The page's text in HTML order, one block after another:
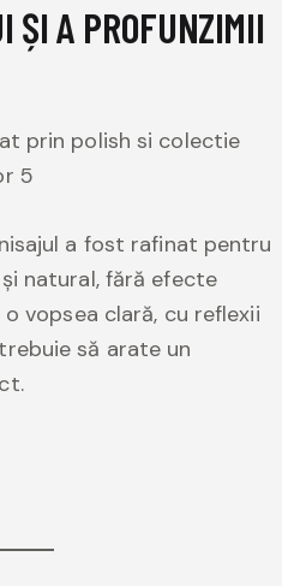
ȘI A PROFUNZIMII
a fost rafinat pentru
natural, fără efecte
vopsea clară, cu reflexii
să arate un